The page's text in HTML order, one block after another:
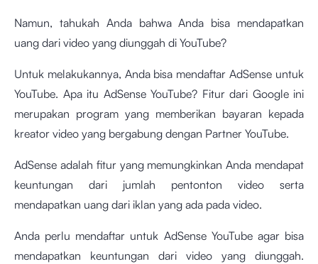
Namun, tahukah Anda bahwa Anda bisa mendapatkan
uang dari video yang diunggah di YouTube?
Untuk melakukannya, Anda bisa mendaftar AdSense untuk
YouTube. Apa itu AdSense YouTube? Fitur dari Google ini
merupakan program yang memberikan bayaran kepada
kreator video yang bergabung dengan Partner YouTube.
AdSense adalah fitur yang memungkinkan Anda mendapat
keuntungan dari jumlah pentonton video serta
mendapatkan uang dari iklan yang ada pada video.
Anda perlu mendaftar untuk AdSense YouTube agar bisa
mendapatkan keuntungan dari video yang diunggah.